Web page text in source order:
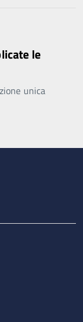
le
unica